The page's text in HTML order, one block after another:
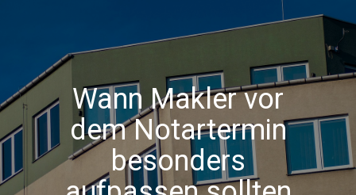
Wann Makler vor
dem Notartermin
besonders